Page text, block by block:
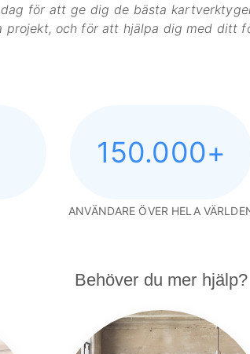
för att ge dig de bästa
projekt, och för att hjälpa dig med ditt
150.000+
ANVÄNDARE ÖVER HELA
Behöver du mer hjälp?